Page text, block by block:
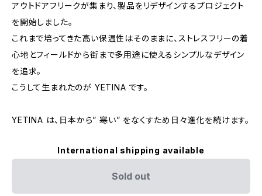
アウトドアフリークが集まり、製品をリデザインするプロジェクト
を開始しました。
これまで培ってきた高い保温性はそのままに、ストレスフリーの着
心地とフィールドから街まで多用途に使えるシンプルなデザイン
を追求。
こうして生まれたのが YETINA です。
YETINA は、日本から” 寒い” をなくすため日々進化を続けます。
International shipping available
Sold out